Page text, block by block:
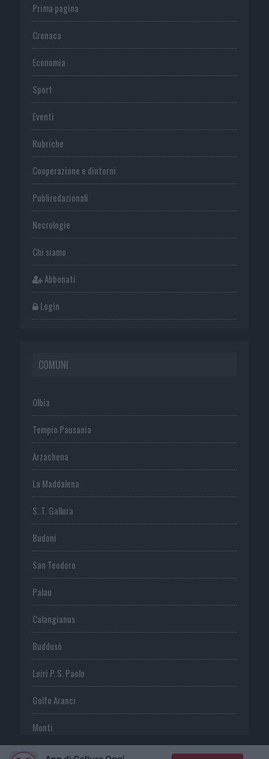
Prima pagina
Cronaca
Economia
Sport
Eventi
Rubriche
Cooperazione e dintorni
Publiredazionali
Necrologie
Chi siamo
Abbonati
Login
COMUNI
Olbia
Tempio Pausania
Arzachena
La Maddalena
S. T. Gallura
Budoni
San Teodoro
Palau
Calangianus
Buddusò
Loiri P. S. Paolo
Golfo Aranci
Monti
Telti